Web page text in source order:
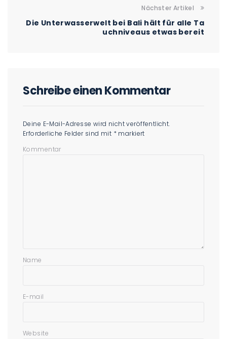
Nächster Artikel
Die Unterwasserwelt bei Bali hält für alle Ta
uchniveaus etwas bereit
Schreibe einen Kommentar
Deine E-Mail-Adresse wird nicht veröffentlicht.
Erforderliche Felder sind mit * markiert
Kommentar
Name
E-mail
Website